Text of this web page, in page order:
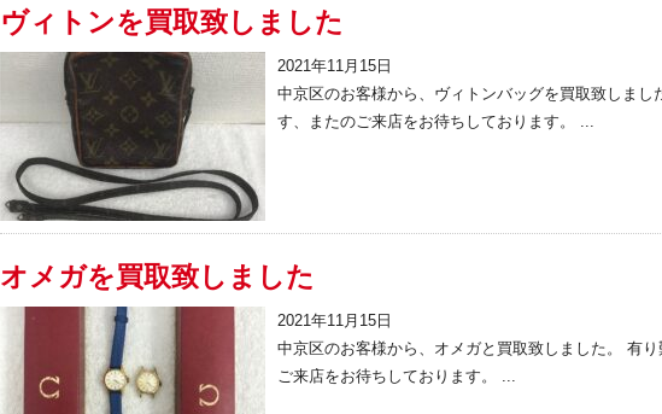
ヴィトンを買取致しました
2021年11月15日
中京区のお客様から、ヴィトンバッグを買取致しまし
す、またのご来店をお待ちしております。 ...
オメガを買取致しました
2021年11月15日
中京区のお客様から、オメガと買取致しました。 有
ご来店をお待ちしております。 ...